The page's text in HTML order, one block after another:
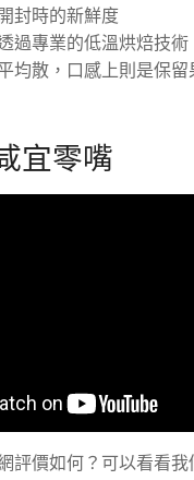
封時的新鮮度
過專業的低溫烘焙技
均散，口感上則是保
宜零嘴
評價如何？可以看看我